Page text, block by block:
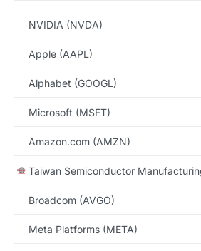
NVIDIA (NVDA)
Apple (AAPL)
Alphabet (GOOGL)
Microsoft (MSFT)
Amazon.com (AMZN)
Taiwan Semiconductor
Broadcom (AVGO)
Meta Platforms (META)